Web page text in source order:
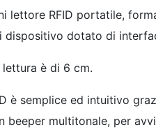
lettore RFID portatile,
dispositivo dotato di
è di 6 cm.
è semplice ed intuitivo
beeper multitonale, per